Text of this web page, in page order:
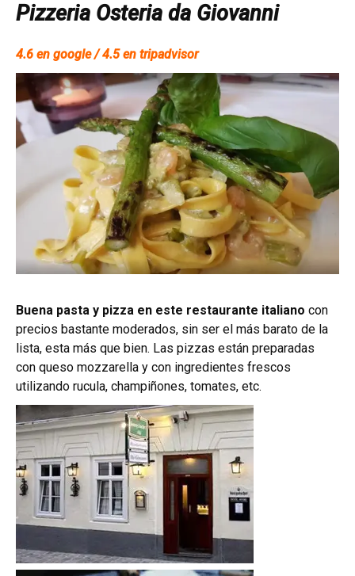
Pizzeria Osteria da Giovanni
4.6 en google / 4.5 en tripadvisor
Buena pasta y pizza en este restaurante italiano con
precios bastante moderados, sin ser el más barato de la
lista, esta más que bien. Las pizzas están preparadas
con queso mozzarella y con ingredientes frescos
utilizando rucula, champiñones, tomates, etc.